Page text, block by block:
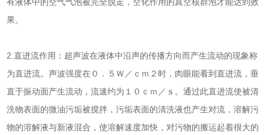
果。
2.直进流作用：超声波在液体中沿声的传播方向而产生流动的现象称
为直进流。声波强度在０．５Ｗ／ｃｍ２时，肉眼能看到直进流，垂
直于振动面产生流动，流速约为１０ｃｍ／ｓ。通过此直进流使被清
洗物表面的微油污垢被搅拌，污垢表面的清洗液也产生对流，溶解污
物的溶解液与新液混合，使溶解速度加快，对污物的搬运起着很大的